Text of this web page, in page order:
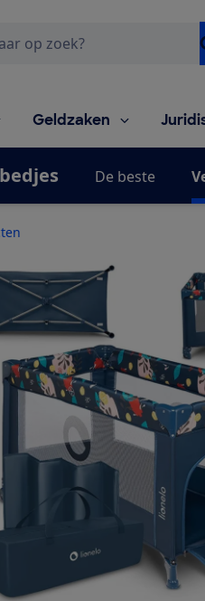
Geldzaken
De beste